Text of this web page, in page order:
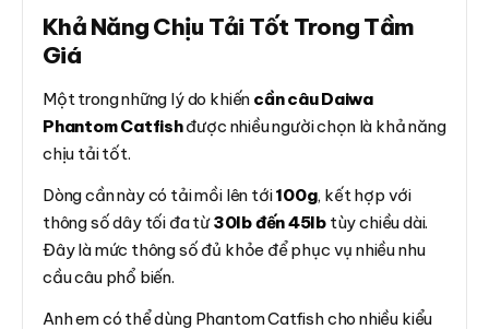
Khả Năng Chịu Tải Tốt Trong Tầm
Giá
Một trong những lý do khiến cần câu Daiwa
Phantom Catfishđược nhiều người chọn là khả năng
chịu tải tốt.
Dòng cần này có tải mồi lên tới100g, kết hợp với
thông số dây tối đa từ30lb đến 45lbtùy chiều dài.
Đây là mức thông số đủ khỏe để phục vụ nhiều nhu
cầu câu phổ biến.
Anh em có thể dùng Phantom Catfish cho nhiều kiểu